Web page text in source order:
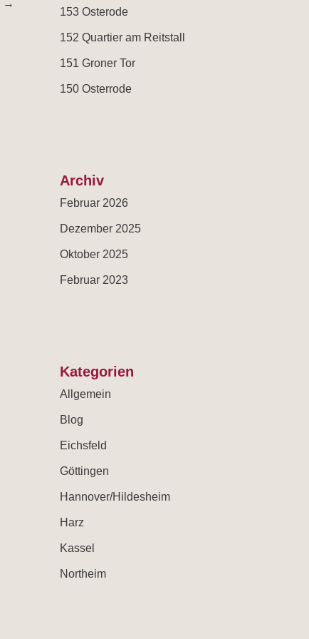
→
153 Osterode
152 Quartier am Reitstall
151 Groner Tor
150 Osterrode
Archiv
Februar 2026
Dezember 2025
Oktober 2025
Februar 2023
Kategorien
Allgemein
Blog
Eichsfeld
Göttingen
Hannover/Hildesheim
Harz
Kassel
Northeim